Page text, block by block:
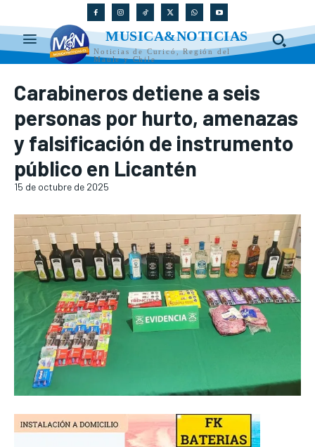
MUSICA&NOTICIAS
Noticias de Curicó, Región del
Maule y Chile
Carabineros detiene a seis
personas por hurto, amenazas
y falsificación de instrumento
público en Licantén
15 de octubre de 2025